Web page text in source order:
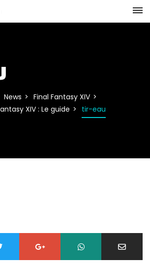
News
Final Fantasy XIV
XIV : Le guide
tir-eau